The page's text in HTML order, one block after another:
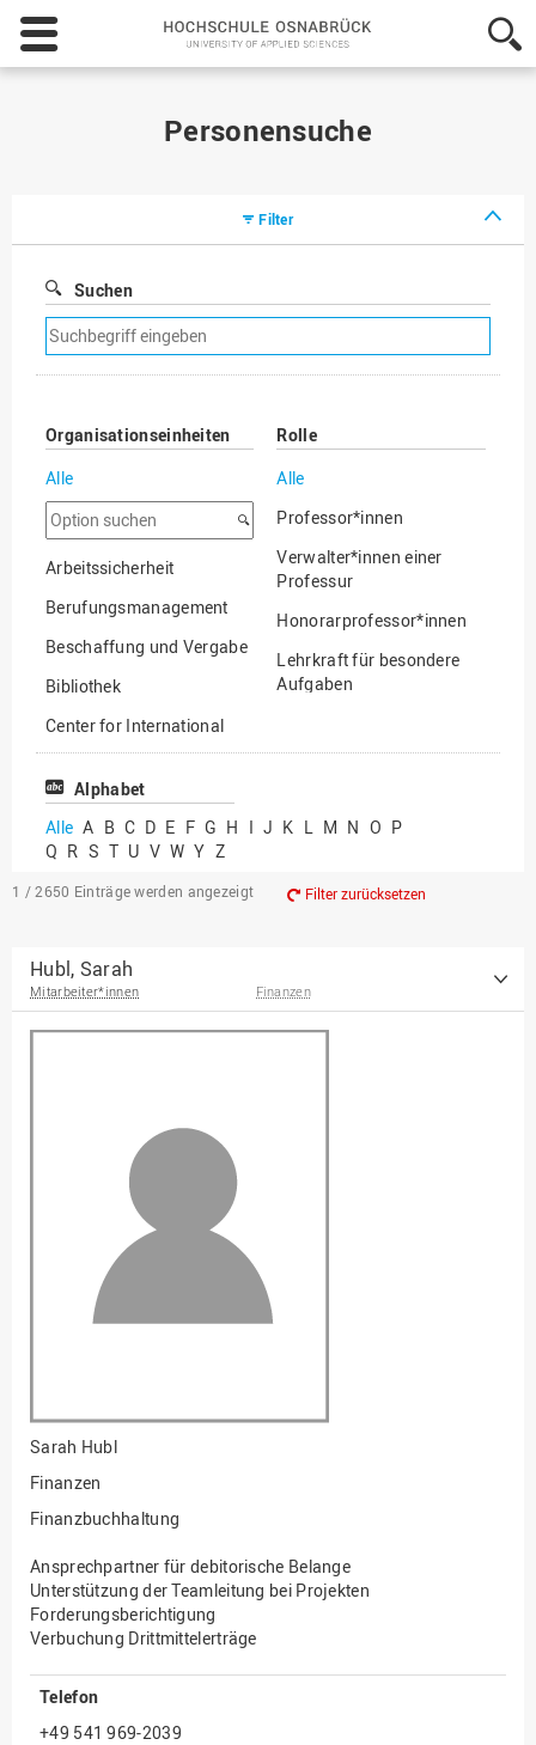
Hochschule
Osnabrück
-
Personensuche
Filter
Suchen
Suchfilter
entfernen
Organisationseinheiten
Alle
Option
suchen
Arbeitssicherheit
Berufungsmanagement
Beschaffung und Vergabe
Bibliothek
Center for International
Mobility
Center for International
Chancengerechtigkeit
eLearning Competence
EU-Büro
Fakultät
Agrarwissenschaften und
und Informatik
Fakultät Management,
Kultur und Technik
Fakultät Wirtschafts- und
Sozialwissenschaften
Finanzen
Gesellschaftliches
Hochschulplanung/-
strategie
Innenrevision
Institut für Musik
IT Service Center
Rolle
Alle
Professor*innen
Verwalter*innen einer
Professur
Honorarprofessor*innen
Lehrkraft für besondere
Aufgaben
Professor*innen im
Alphabet
Alle A B C D E F G H I J K L M N O P
Q R S T U V W Y Z
1 / 2650 Einträge werden angezeigt Filter zurücksetzen
Hubl, Sarah
Mitarbeiter*innen Finanzen
Sarah Hubl
Finanzen
Finanzbuchhaltung
Ansprechpartner für debitorische Belange
Unterstützung der Teamleitung bei Projekten
Forderungsberichtigung
Verbuchung Drittmittelerträge
Telefon
+49 541 969-2039